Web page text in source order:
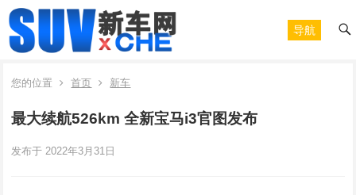
导航
您的位置 首页 新车
最大续航526km 全新宝马i3官图发布
发布于 2022年3月31日